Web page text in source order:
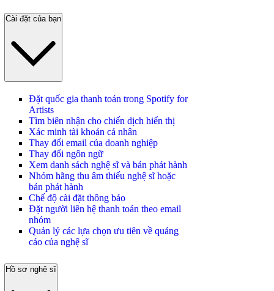
Cài đặt của bạn
Đặt quốc gia thanh toán trong Spotify for
Artists
Tìm biên nhận cho chiến dịch hiển thị
Xác minh tài khoản cá nhân
Thay đổi email của doanh nghiệp
Thay đổi ngôn ngữ
Xem danh sách nghệ sĩ và bản phát hành
Nhóm hãng thu âm thiếu nghệ sĩ hoặc
bản phát hành
Chế độ cài đặt thông báo
Đặt người liên hệ thanh toán theo email
nhóm
Quản lý các lựa chọn ưu tiên về quảng
cáo của nghệ sĩ
Hồ sơ nghệ sĩ